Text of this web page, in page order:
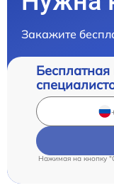
Закажите
Бесплатная
Нажимая на кнопку